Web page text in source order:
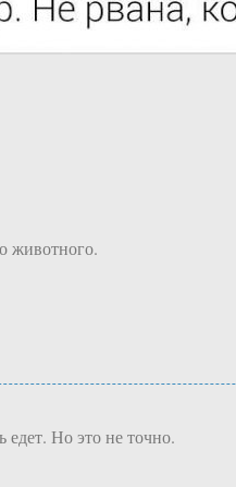
животного.
едет. Но это не точно.